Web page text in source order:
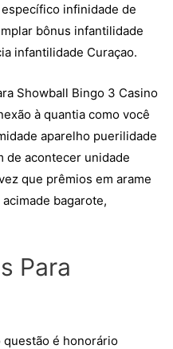
infinidade de
bônus infantilidade
infantilidade Curaçao.
à quantia como você
aparelho puerilidade
de acontecer unidade
que prêmios em arame
bagarote,
Para
é honorário